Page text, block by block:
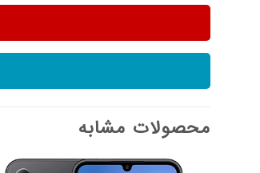
محصولات مشابه